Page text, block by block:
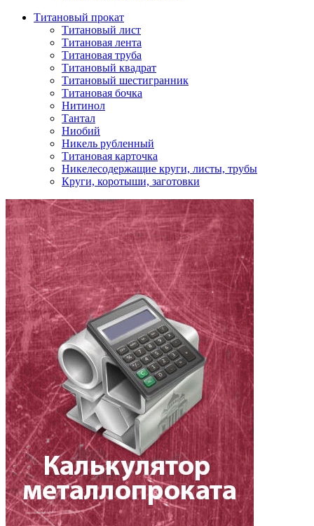
Титановый прокат
Титановый лист
Титановая лента
Титановая труба
Титановый квадрат
Титановый шестигранник
Титановая бочка
Нитинол
Тантал
Ниобий
Никель рубленный
Титановая карточка
Никелесодержащие круги, листы, трубы
Круги, коротыши, заготовки